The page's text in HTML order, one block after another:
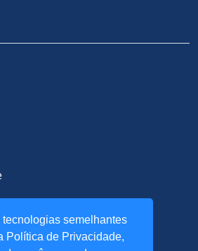
semelhantes
Política de Privacidade,
e Cookies